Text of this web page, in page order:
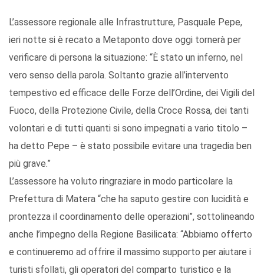
L’assessore regionale alle Infrastrutture, Pasquale Pepe,
ieri notte si è recato a Metaponto dove oggi tornerà per
verificare di persona la situazione: “È stato un inferno, nel
vero senso della parola. Soltanto grazie all’intervento
tempestivo ed efficace delle Forze dell’Ordine, dei Vigili del
Fuoco, della Protezione Civile, della Croce Rossa, dei tanti
volontari e di tutti quanti si sono impegnati a vario titolo –
ha detto Pepe – è stato possibile evitare una tragedia ben
più grave.”
L’assessore ha voluto ringraziare in modo particolare la
Prefettura di Matera “che ha saputo gestire con lucidità e
prontezza il coordinamento delle operazioni”, sottolineando
anche l’impegno della Regione Basilicata: “Abbiamo offerto
e continueremo ad offrire il massimo supporto per aiutare i
turisti sfollati, gli operatori del comparto turistico e la